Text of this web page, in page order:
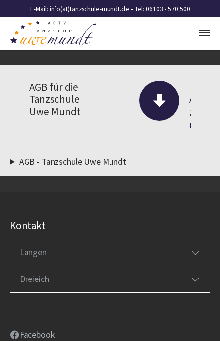
E-Mail: info(at)tanzschule-mundt.de • Tel: 06103 - 570 500
AGB für die
Tanzschule
Uwe Mundt
AGB
ZUM
AGB - Tanzschule Uwe Mundt
Kontakt
Langen
Dreieich
Facebook